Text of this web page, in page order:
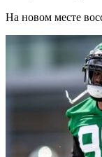
На новом месте